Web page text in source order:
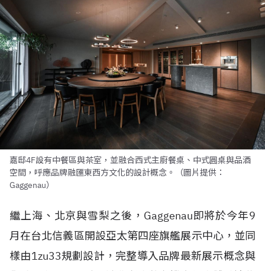
嘉邸4F設有中餐區與茶室，並融合西式主廚餐桌、中式圓桌與品酒
空間，呼應品牌融匯東西方文化的設計概念。（圖片提供：
Gaggenau）
繼上海、北京與雪梨之後，Gaggenau即將於今年9
月在台北信義區開設亞太第四座旗艦展示中心，並同
樣由1zu33規劃設計，完整導入品牌最新展示概念與